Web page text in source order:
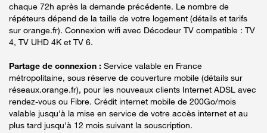
chaque 72h après la demande précédente. Le nombre de
répéteurs dépend de la taille de votre logement (détails et tarifs
sur orange.fr). Connexion wifi avec Décodeur TV compatible : TV
4, TV UHD 4K et TV 6.
Partage de connexion : Service valable en France
métropolitaine, sous réserve de couverture mobile (détails sur
réseaux.orange.fr), pour les nouveaux clients Internet ADSL avec
rendez-vous ou Fibre. Crédit internet mobile de 200Go/mois
valable jusqu'à la mise en service de votre accès internet et au
plus tard jusqu'à 12 mois suivant la souscription.